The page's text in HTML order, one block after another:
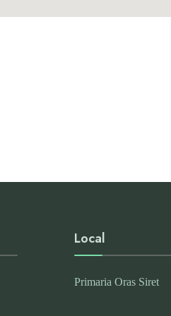
Local
Primaria Oras Siret